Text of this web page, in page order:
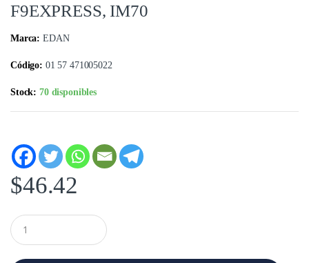
F9EXPRESS, IM70
Marca: EDAN
Código: 01 57 471005022
Stock:70 disponibles
$46.42
C
a